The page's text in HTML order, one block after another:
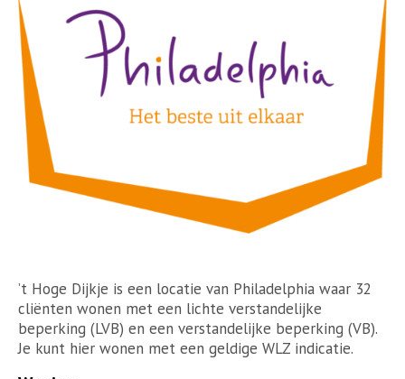
’t Hoge Dijkje is een locatie van Philadelphia waar 32
cliënten wonen met een lichte verstandelijke
beperking (LVB) en een verstandelijke beperking (VB).
Je kunt hier wonen met een geldige WLZ indicatie.